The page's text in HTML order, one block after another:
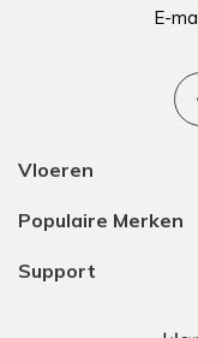
Casa Vloeren.
zij de enige op
waardoor we
E-
Vloeren
Populaire Merken
Support